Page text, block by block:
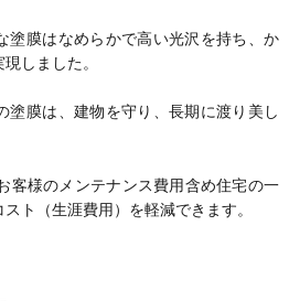
塗膜はなめらかで高い光沢を持ち、か
しました。
塗膜は、建物を守り、長期に渡り美し
客様のメンテナンス費用含め住宅の一
ト（生涯費用）を軽減できます。